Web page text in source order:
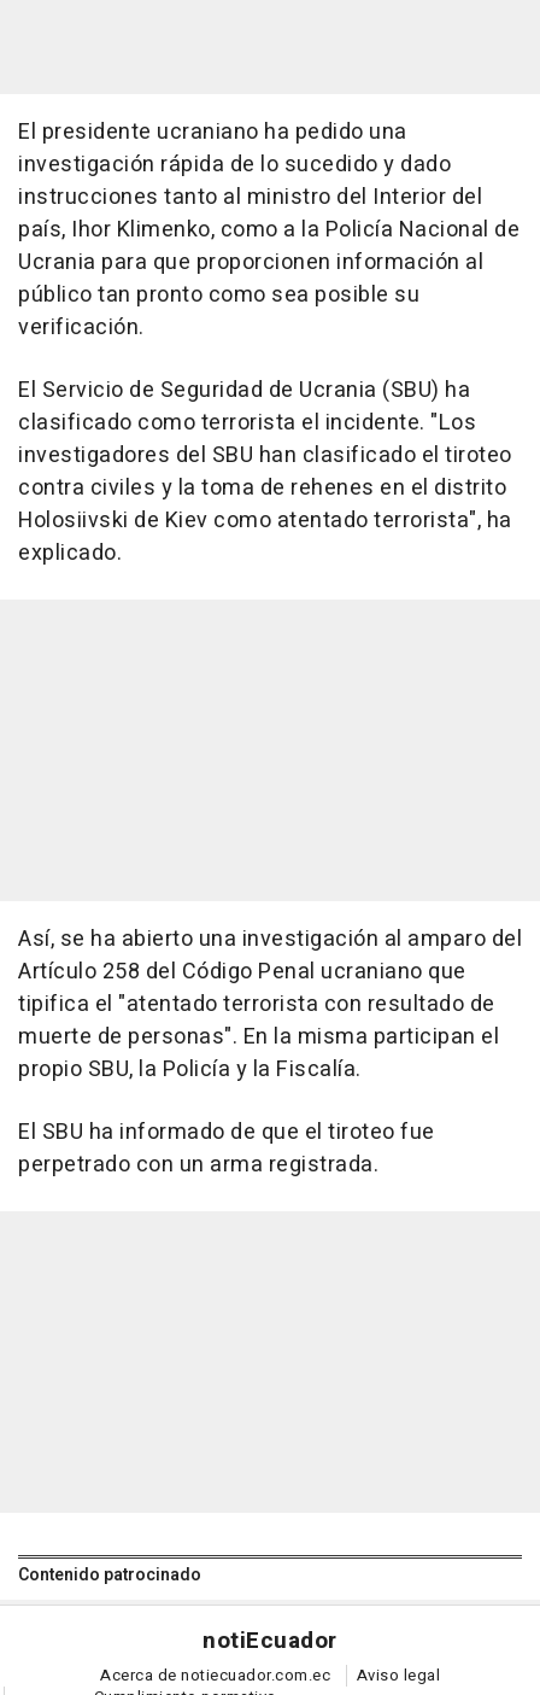
El presidente ucraniano ha pedido una
investigación rápida de lo sucedido y dado
instrucciones tanto al ministro del Interior del
país, Ihor Klimenko, como a la Policía Nacional de
Ucrania para que proporcionen información al
público tan pronto como sea posible su
verificación.
El Servicio de Seguridad de Ucrania (SBU) ha
clasificado como terrorista el incidente. "Los
investigadores del SBU han clasificado el tiroteo
contra civiles y la toma de rehenes en el distrito
Holosiivski de Kiev como atentado terrorista", ha
explicado.
Así, se ha abierto una investigación al amparo del
Artículo 258 del Código Penal ucraniano que
tipifica el "atentado terrorista con resultado de
muerte de personas". En la misma participan el
propio SBU, la Policía y la Fiscalía.
El SBU ha informado de que el tiroteo fue
perpetrado con un arma registrada.
Contenido patrocinado
notiEcuador
Acerca de notiecuador.com.ec
Aviso legal